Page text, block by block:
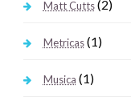
Matt Cutts(2)
Metricas(1)
Musica (1)